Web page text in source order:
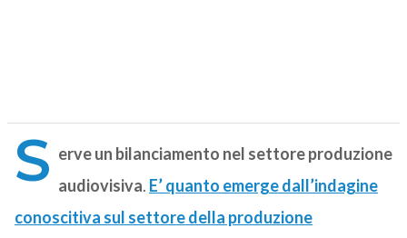
S erve un bilanciamento nel settore produzione
audiovisiva. E’ quanto emerge dall’indagine
conoscitiva sul settore della produzione